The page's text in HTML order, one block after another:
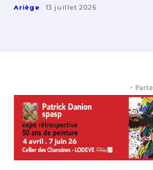
Ariège 13 juillet 2026
-